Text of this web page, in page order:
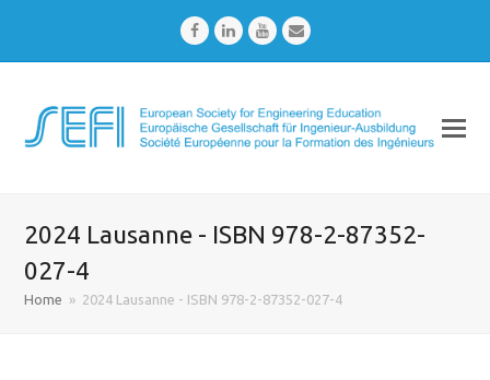
FacebookLinkedInYoutubeEmail
2024 Lausanne - ISBN 978-2-87352-
027-4
Home » 2024 Lausanne - ISBN 978-2-87352-027-4